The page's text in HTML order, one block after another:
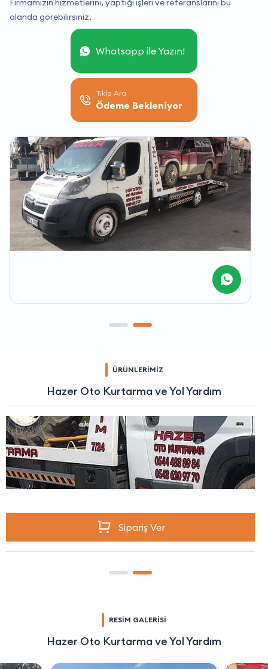
Firmamızın hizmetlerini, yaptığı işleri ve referanslarını bu
alanda görebilirsiniz.
Whatsapp ile Yazın!
Tıkla Ara
Ödeme Bekleniyor
ÜRÜNLERİMİZ
Hazer Oto Kurtarma ve Yol Yardım
Sipariş Ver
RESİM GALERİSİ
Hazer Oto Kurtarma ve Yol Yardım